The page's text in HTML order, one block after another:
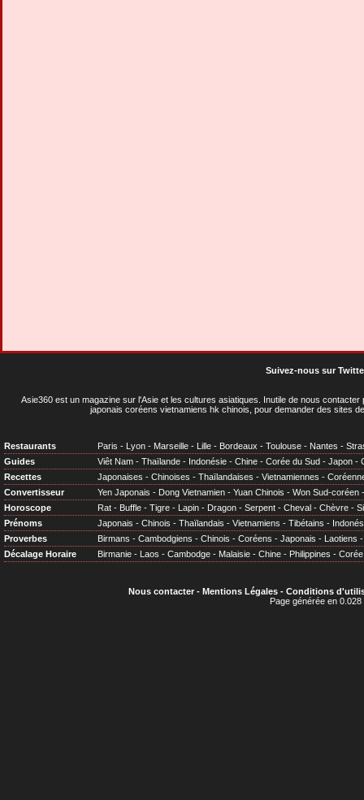
Suivez-nous sur
Asie360 est un magazine sur l'Asie et les cultures asiatiques . Inutile de nous
japonais coréens vietnamiens hk chinois, pour demander des sites
Restaurants Paris - Lyon - Marseille - Lille - Bordeaux - Toulouse - Nantes -
Guides
Viêt Nam - Thaïlande - Indonésie - Chine - Corée du Sud - Japon -
Recettes
Japonaises - Chinoises - Thaïlandaises - Vietnamiennes -
Convertisseur
Yen Japonais - Dong Vietnamien - Yuan Chinois - Won Sud-coréen
Horoscope
Rat - Buffle - Tigre - Lapin - Dragon - Serpent - Cheval - Chèvre -
Prénoms
Japonais - Chinois - Thaïlandais - Vietnamiens - Tibétains -
Proverbes
Birmans - Cambodgiens - Chinois - Coréens - Japonais - Laotiens
Décalage Horaire
Birmanie - Laos - Cambodge - Malaisie - Chine - Philippines - Corée
Nous contacter- Mentions Légales- Conditions
Page générée en